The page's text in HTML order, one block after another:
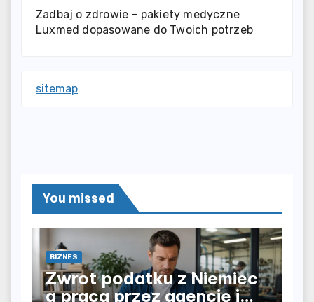
Zadbaj o zdrowie – pakiety medyczne
Luxmed dopasowane do Twoich potrzeb
sitemap
You missed
BIZNES
Zwrot podatku z Niemiec
a praca przez agencję i